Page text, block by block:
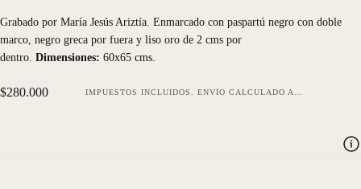
Grabado por María Jesús Ariztía. Enmarcado con paspartú negro con doble
marco, negro greca por fuera y liso oro de 2 cms por
dentro. Dimensiones: 60x65 cms.
Precio
$280.000 IMPUESTOS INCLUIDOS. ENVÍO CALCULADO AL FINALIZAR LA COMPRA.